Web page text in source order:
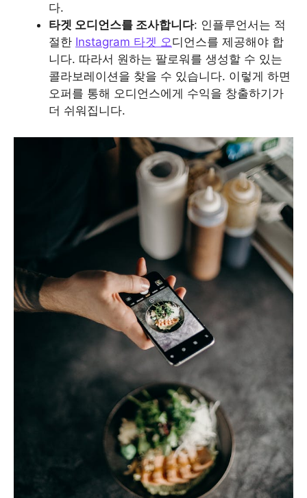
다.
타겟 오디언스를 조사합니다: 인플루언서는 적
절한 Instagram 타겟 오디언스를 제공해야 합
니다. 따라서 원하는 팔로워를 생성할 수 있는
콜라보레이션을 찾을 수 있습니다. 이렇게 하면
오퍼를 통해 오디언스에게 수익을 창출하기가
더 쉬워집니다.